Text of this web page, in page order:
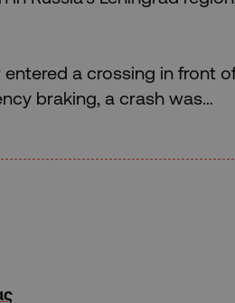
a crossing in front
braking, a crash was…